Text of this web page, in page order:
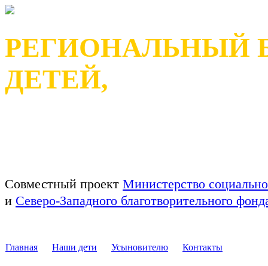
РЕГИОНАЛЬНЫЙ
ДЕТЕЙ,
Совместный проект Министерство
и Северо-Западного благотворительного
Главная Наши дети Усыновителю Контакты